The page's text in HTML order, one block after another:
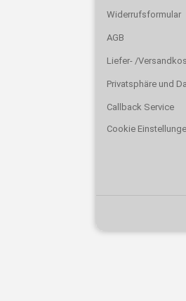
Widerrufsformular
AGB
Liefer- /
Privatsphäre und
Callback Service
Cookie